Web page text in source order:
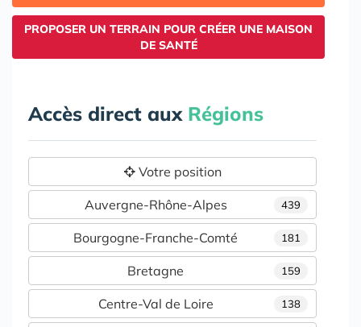
PROPOSER UN TERRAIN POUR CRÉER UNE MAISON
DE SANTÉ
Accès direct aux Régions
Votre position
439
Auvergne-Rhône-Alpes
181
Bourgogne-Franche-Comté
159
Bretagne
138
Centre-Val de Loire